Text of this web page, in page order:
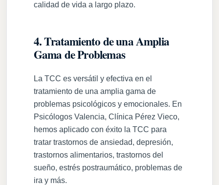
calidad de vida a largo plazo.
4. Tratamiento de una Amplia
Gama de Problemas
La TCC es versátil y efectiva en el
tratamiento de una amplia gama de
problemas psicológicos y emocionales. En
Psicólogos Valencia, Clínica Pérez Vieco,
hemos aplicado con éxito la TCC para
tratar trastornos de ansiedad, depresión,
trastornos alimentarios, trastornos del
sueño, estrés postraumático, problemas de
ira y más.